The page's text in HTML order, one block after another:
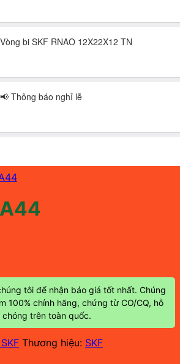
tôi để nhận báo giá tốt nhất. Chúng
100% chính hãng, chứng từ CO/CQ, hỗ
trên toàn quốc.
Thương hiệu: SKF